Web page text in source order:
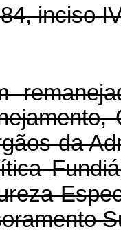
inciso
da